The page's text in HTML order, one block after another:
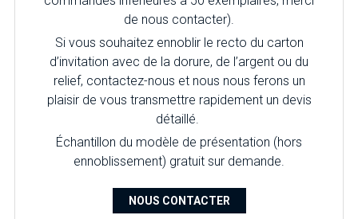
de nous contacter).
Si vous souhaitez ennoblir le recto du carton
d’invitation avec de la dorure, de l’argent ou du
relief, contactez-nous et nous nous ferons un
plaisir de vous transmettre rapidement un devis
détaillé.
Échantillon du modèle de présentation (hors
ennoblissement) gratuit sur demande.
NOUS CONTACTER